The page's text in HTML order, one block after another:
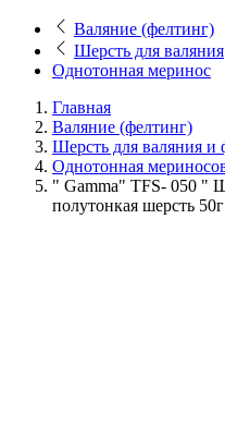
Валяние (фелтинг)
Шерсть для валяния
Однотонная меринос
Главная
Валяние (фелтинг)
Шерсть для валяния и
Однотонная
" Gamma" TFS- 050 "
полутонкая шерсть